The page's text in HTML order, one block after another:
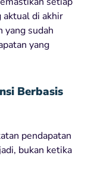
aktual di akhir
yang sudah
yang
Berbasis
pendapatan
bukan ketika